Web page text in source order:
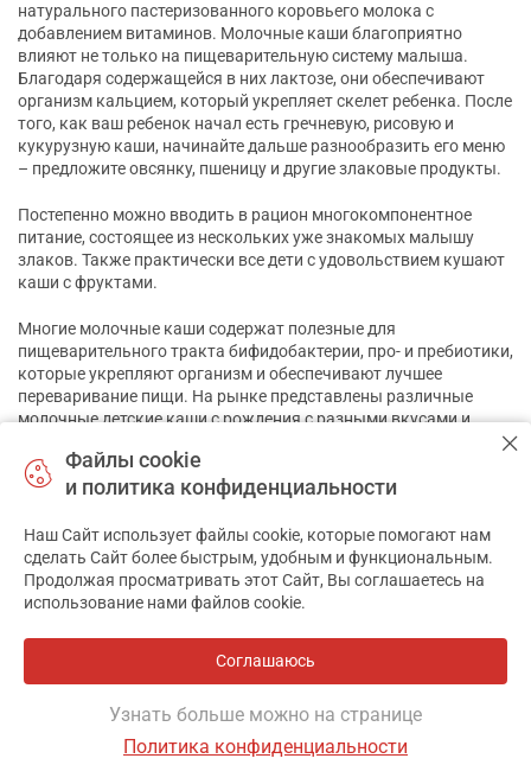
Фильтр
натурального пастеризованного коровьего молока с
добавлением витаминов. Молочные каши благоприятно
влияют не только на пищеварительную систему малыша.
Благодаря содержащейся в них лактозе, они обеспечивают
организм кальцием, который укрепляет скелет ребенка. После
того, как ваш ребенок начал есть гречневую, рисовую и
кукурузную каши, начинайте дальше разнообразить его меню
– предложите овсянку, пшеницу и другие злаковые продукты.
Постепенно можно вводить в рацион многокомпонентное
питание, состоящее из нескольких уже знакомых малышу
злаков. Также практически все дети с удовольствием кушают
каши с фруктами.
Многие молочные каши содержат полезные для
пищеварительного тракта бифидобактерии, про- и пребиотики,
которые укрепляют организм и обеспечивают лучшее
переваривание пищи. На рынке представлены различные
молочные детские каши с рождения с разными вкусами и
для ребенка.
следующие производители детских каш:
Heinz.
Bebi.
Nestle.
Файлы cookie
и политика конфиденциальности
Наш Сайт использует файлы cookie, которые помогают нам
сделать Сайт более быстрым, удобным и функциональным.
Продолжая просматривать этот Сайт, Вы соглашаетесь на
использование нами файлов cookie.
Соглашаюсь
Узнать больше можно на странице
Политика конфиденциальности
✕